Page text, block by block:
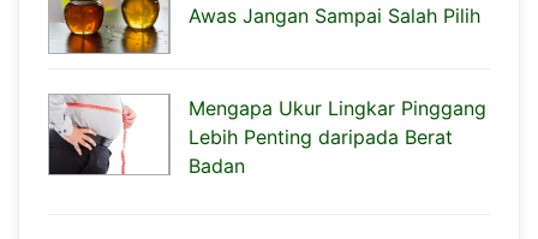
Awas Jangan Sampai Salah Pilih
Mengapa Ukur Lingkar Pinggang
Lebih Penting daripada Berat
Badan